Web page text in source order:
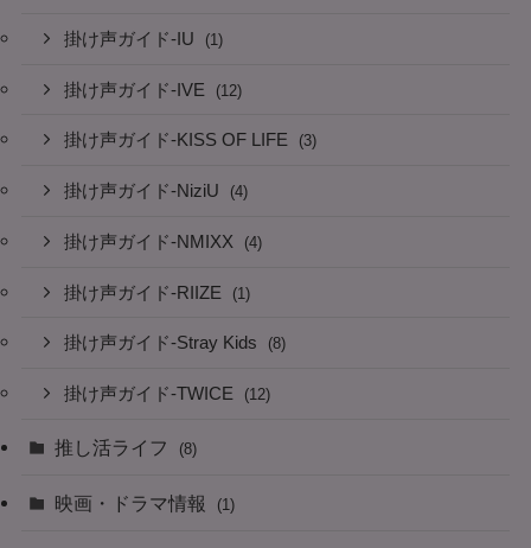
掛け声ガイド-IU (1)
掛け声ガイド-IVE (12)
掛け声ガイド-KISS OF LIFE (3)
掛け声ガイド-NiziU (4)
掛け声ガイド-NMIXX (4)
掛け声ガイド-RIIZE (1)
掛け声ガイド-Stray Kids (8)
掛け声ガイド-TWICE (12)
推し活ライフ (8)
映画・ドラマ情報 (1)